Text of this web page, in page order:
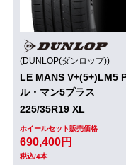
(DUNLOP(ダンロップ))
LE MANS V+(5+)LM5
ル・マン5プラス
225/35R19 XL
ホイールセット販売価格
690,400円
税込/4本